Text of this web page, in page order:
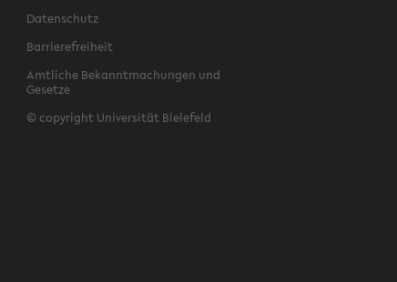
Datenschutz
Barrierefreiheit
Amtliche Bekanntmachungen und
Gesetze
© copyright Universität Bielefeld